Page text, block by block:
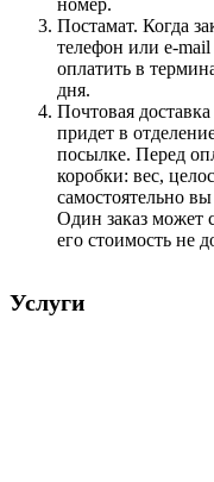
номер.
Постамат. Когда
телефон или e-
оплатить в
дня.
Почтовая
придет в
посылке. Перед
коробки: вес,
самостоятельно
Один заказ может
его стоимость не
Услуги